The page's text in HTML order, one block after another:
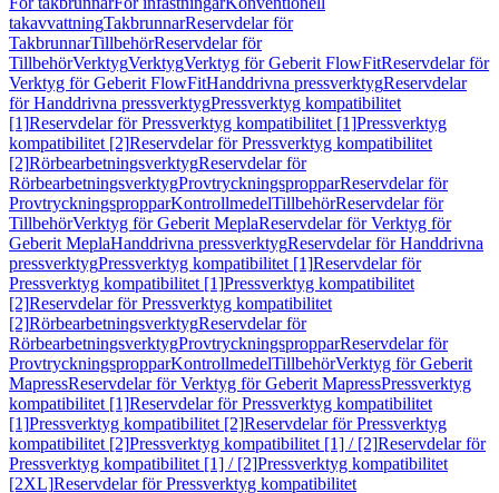
takavvattningTakbrunnarReservdelar för
TakbrunnarTillbehörReservdelar för
TillbehörVerktygVerktygVerktyg för Geberit FlowFitReservdelar för
Verktyg för Geberit FlowFitHanddrivna pressverktygReservdelar
för Handdrivna pressverktygPressverktyg kompatibilitet
[1]Reservdelar för Pressverktyg kompatibilitet [1]Pressverktyg
kompatibilitet [2]Reservdelar för Pressverktyg kompatibilitet
[2]RörbearbetningsverktygReservdelar för
RörbearbetningsverktygProvtryckningspropparReservdelar för
ProvtryckningspropparKontrollmedelTillbehörReservdelar för
TillbehörVerktyg för Geberit MeplaReservdelar för Verktyg för
Geberit MeplaHanddrivna pressverktygReservdelar för Handdrivna
pressverktygPressverktyg kompatibilitet [1]Reservdelar för
Pressverktyg kompatibilitet [1]Pressverktyg kompatibilitet
[2]Reservdelar för Pressverktyg kompatibilitet
[2]RörbearbetningsverktygReservdelar för
RörbearbetningsverktygProvtryckningspropparReservdelar för
ProvtryckningspropparKontrollmedelTillbehörVerktyg för Geberit
MapressReservdelar för Verktyg för Geberit MapressPressverktyg
kompatibilitet [1]Reservdelar för Pressverktyg kompatibilitet
[1]Pressverktyg kompatibilitet [2]Reservdelar för Pressverktyg
kompatibilitet [2]Pressverktyg kompatibilitet [1] / [2]Reservdelar för
Pressverktyg kompatibilitet [1] / [2]Pressverktyg kompatibilitet
[2XL]Reservdelar för Pressverktyg kompatibilitet